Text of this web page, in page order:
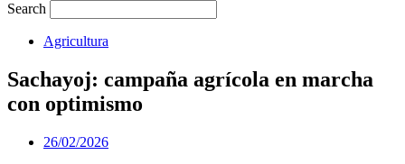
Search
Agricultura
Sachayoj: campaña agrícola en marcha
con optimismo
26/02/2026